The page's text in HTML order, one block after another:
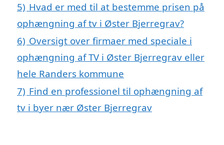
5) Hvad er med til at bestemme prisen på
ophængning af tv i Øster Bjerregrav?
6) Oversigt over firmaer med speciale i
ophængning af TV i Øster Bjerregrav eller
hele Randers kommune
7) Find en professionel til ophængning af
tv i byer nær Øster Bjerregrav